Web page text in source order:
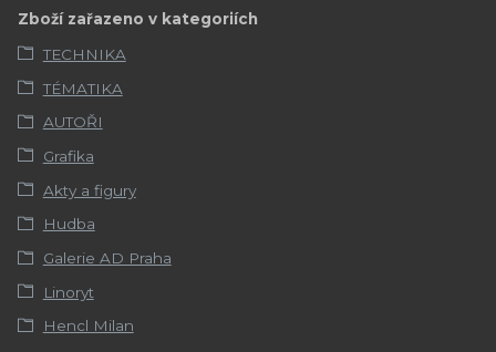
Zboží zařazeno v kategoriích
TECHNIKA
TÉMATIKA
AUTOŘI
Grafika
Akty a figury
Hudba
Galerie AD Praha
Linoryt
Hencl Milan